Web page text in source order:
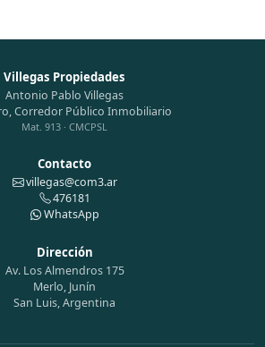
Villegas Propiedades
Antonio Pablo Villegas
Corredor Público Inmobiliario
Mat. 913 · CMCPSL
Contacto
villegas@com3.ar
476181
WhatsApp
Dirección
Av. Los Almendros 175
Merlo, Junín
San Luis, Argentina